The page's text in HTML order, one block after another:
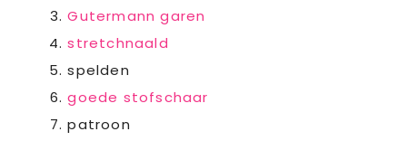
Gutermann garen
stretchnaald
spelden
goede stofschaar
patroon